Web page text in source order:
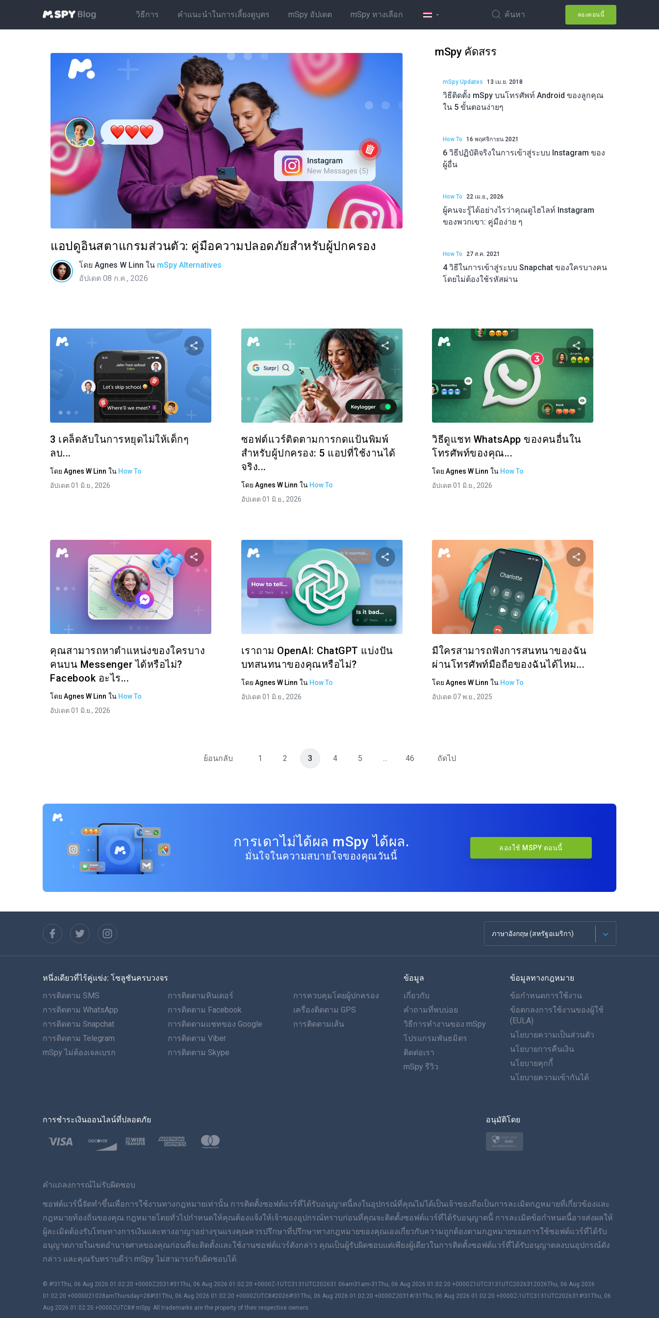
วิธีการ คำแนะนำในการเลี้ยงดูบุตร mSpy อัปเดต mSpy ทางเลือก ค้นหา ลองตอนนี้
แอปดูอินสตาแกรมส่วนตัว: คู่มือความปลอดภัยสำหรับผู้ปกครอง
โดย Agnes W Linn ใน mSpy Alternatives
อัปเดต 08 ก.ค., 2026
mSpy คัดสรร
mSpy Updates 13 เม.ย. 2018
วิธีติดตั้ง mSpy บนโทรศัพท์ Android ของลูกคุณ
ใน 5 ขั้นตอนง่ายๆ
How To 16 พฤศจิกายน 2021
6 วิธีปฏิบัติจริงในการเข้าสู่ระบบ Instagram ของ
ผู้อื่น
How To 22 เม.ย., 2026
ผู้คนจะรู้ได้อย่างไรว่าคุณดูไฮไลท์ Instagram
ของพวกเขา: คู่มือง่าย ๆ
How To 27 ส.ค. 2021
4 วิธีในการเข้าสู่ระบบ Snapchat ของใครบางคน
โดยไม่ต้องใช้รหัสผ่าน
แบ่งปันบทความนี้
ทวิตเตอร์ คัดลอกลิงก์
3 เคล็ดลับในการหยุดไม่ให้เด็กๆ
ลบ...
โดยAgnes W Linn ใน How To
อัปเดต 01 มิ.ย., 2026
แบ่งปันบทความนี้
ทวิตเตอร์
ซอฟต์แวร์ติดตามการกดแป้นพิมพ์
สำหรับผู้ปกครอง: 5 แอปที่ใช้งานได้
จริง...
โดย Agnes W Linn ใน How To
อัปเดต 01 มิ.ย., 2026
แบ่งปันบทความ
ทวิตเตอร์
วิธีดูแชท WhatsApp ของคนอื่นใน
โทรศัพท์ของคุณ...
โดยAgnes W Linn ใน How To
อัปเดต 01 มิ.ย., 2026
แบ่งปันบทความนี้
คุณสามารถหาตำแหน่งของใครบาง
คนบน Messenger ได้หรือไม่?
Facebook อะไร...
โดยAgnes W Linn ใน How To
อัปเดต 01 มิ.ย., 2026
แบ่งปันบทความนี้
ทวิตเตอร์ คัดลอกลิงก์
เราถาม OpenAI: ChatGPT แบ่งปัน
บทสนทนาของคุณหรือไม่?
โดย Agnes W Linn ใน How To
อัปเดต 01 มิ.ย., 2026
แบ่งปันบทความ
ทวิตเตอร์
มีใครสามารถฟังการสนทนาของฉัน
ผ่านโทรศัพท์มือถือของฉันได้ไหม...
โดยAgnes W Linn ใน How To
อัปเดต 07 พ.ย., 2025
ย้อนกลับ 1 2 3 4 5 ... 46 ถัดไป
การเดาไม่ได้ผล mSpy ได้ผล.
มั่นใจในความสบายใจของคุณวันนี้
ลองใช้ MSPY ตอนนี้
ภาษาอังกฤษ (สหรัฐอเมริกา)
ภาษาฝรั่งเศส
Español
ภาษาเยอรมัน
อิตาเลียน
العربية
ภาษาไทย
โปแลนด์
สวีเดน
ภาษาไทย
Dansk
หนึ่งเดียวที่ไร้คู่แข่ง: โซลูชันครบวงจร
การติดตาม SMS
การติดตาม WhatsApp
การติดตาม Snapchat
การติดตาม Telegram
mSpy ไม่ต้องเจลเบรก
การติดตามทินเดอร์
การติดตาม Facebook
การติดตามแชทของ Google
การติดตาม Viber
การติดตาม Skype
การควบคุมโดยผู้ปกครอง
เครื่องติดตาม GPS
การติดตามเส้น
ข้อมูล
เกี่ยวกับ
คำถามที่พบบ่อย
วิธีการทำงานของ mSpy
โปรแกรมพันธมิตร
ติดต่อเรา
mSpy รีวิว
ข้อมูลทางกฎหมาย
ข้อกำหนดการใช้งาน
ข้อตกลงการใช้งานของผู้ใช้
(EULA)
นโยบายความเป็นส่วนตัว
นโยบายการคืนเงิน
นโยบายคุกกี้
นโยบายความเข้ากันได้
การชำระเงินออนไลน์ที่ปลอดภัย อนุมัติโดย
คำแถลงการณ์ไม่รับผิดชอบ
ซอฟต์แวร์นี้จัดทำขึ้นเพื่อการใช้งานทางกฎหมายเท่านั้น การติดตั้งซอฟต์แวร์ที่ได้รับอนุญาตนี้ลงในอุปกรณ์ที่คุณไม่ได้เป็นเจ้าของถือเป็นการละเมิดกฎหมายที่เกี่ยวข้องและ
กฎหมายท้องถิ่นของคุณ กฎหมายโดยทั่วไปกำหนดให้คุณต้องแจ้งให้เจ้าของอุปกรณ์ทราบก่อนที่คุณจะติดตั้งซอฟต์แวร์ที่ได้รับอนุญาตนี้ การละเมิดข้อกำหนดนี้อาจส่งผลให้
ผู้ละเมิดต้องรับโทษทางการเงินและทางอาญาอย่างรุนแรงคุณควรปรึกษาที่ปรึกษาทางกฎหมายของคุณเองเกี่ยวกับความถูกต้องตามกฎหมายของการใช้ซอฟต์แวร์ที่ได้รับ
อนุญาตภายในเขตอำนาจศาลของคุณก่อนที่จะติดตั้งและใช้งานซอฟต์แวร์ดังกล่าว คุณเป็นผู้รับผิดชอบแต่เพียงผู้เดียวในการติดตั้งซอฟต์แวร์ที่ได้รับอนุญาตลงบนอุปกรณ์ดัง
กล่าว และคุณรับทราบดีว่า mSpy ไม่สามารถรับผิดชอบได้.
© #!31Thu, 06 Aug 2026 01:02:20 +0000Z2031#31Thu, 06 Aug 2026 01:02:20 +0000Z-1UTC3131UTC202631 06am31am-31Thu, 06 Aug 2026 01:02:20 +0000Z1UTC3131UTC2026312026Thu, 06 Aug 2026
01:02:20 +0000021028amThursday=28#!31Thu, 06 Aug 2026 01:02:20 +0000ZUTC8#2026#!31Thu, 06 Aug 2026 01:02:20 +0000Z2031#/31Thu, 06 Aug 2026 01:02:20 +0000Z-1UTC3131UTC202631#!31Thu, 06
Aug 2026 01:02:20 +0000ZUTC8# mSpy. All trademarks are the property of their respective owners.